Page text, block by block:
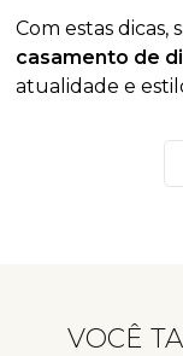
Com estas dicas,
casamento de
atualidade e
VOCÊ